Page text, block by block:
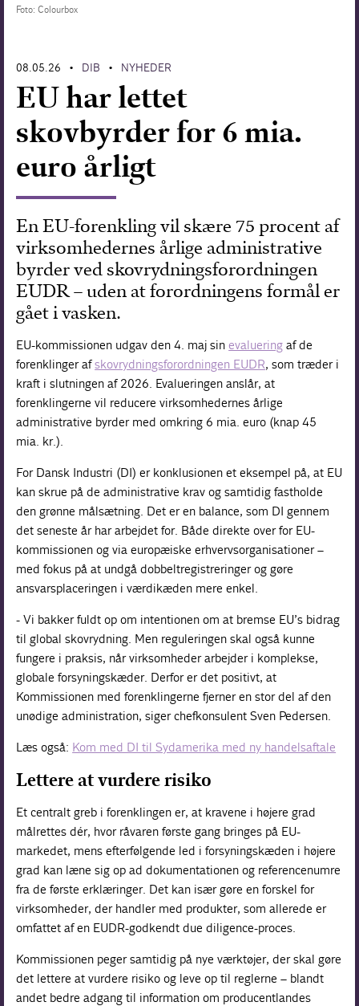
Foto: Colourbox
08.05.26 • DIB • NYHEDER
EU har lettet
skovbyrder for 6 mia.
euro årligt
En EU-forenkling vil skære 75 procent af
virksomhedernes årlige administrative
byrder ved skovrydningsforordningen
EUDR – uden at forordningens formål er
gået i vasken.
EU-kommissionen udgav den 4. maj sinevaluering af de
forenklinger afskovrydningsforordningen EUDR, som træder i
kraft i slutningen af 2026. Evalueringen anslår, at
forenklingerne vil reducere virksomhedernes årlige
administrative byrder med omkring 6 mia. euro (knap 45
mia. kr.).
For Dansk Industri (DI) er konklusionen et eksempel på, at EU
kan skrue på de administrative krav og samtidig fastholde
den grønne målsætning. Det er en balance, som DI gennem
det seneste år har arbejdet for. Både direkte over for EU-
kommissionen og via europæiske erhvervsorganisationer –
med fokus på at undgå dobbeltregistreringer og gøre
ansvarsplaceringen i værdikæden mere enkel.
- Vi bakker fuldt op om intentionen om at bremse EU’s bidrag
til global skovrydning. Men reguleringen skal også kunne
fungere i praksis, når virksomheder arbejder i komplekse,
globale forsyningskæder. Derfor er det positivt, at
Kommissionen med forenklingerne fjerner en stor del af den
unødige administration, siger chefkonsulent Sven Pedersen.
Læs også: Kom med DI til Sydamerika med ny handelsaftale
Lettere at vurdere risiko
Et centralt greb i forenklingen er, at kravene i højere grad
målrettes dér, hvor råvaren første gang bringes på EU-
markedet, mens efterfølgende led i forsyningskæden i højere
grad kan læne sig op ad dokumentationen og referencenumre
fra de første erklæringer. Det kan især gøre en forskel for
virksomheder, der handler med produkter, som allerede er
omfattet af en EUDR-godkendt due diligence-proces.
Kommissionen peger samtidig på nye værktøjer, der skal gøre
det lettere at vurdere risiko og leve op til reglerne – blandt
andet bedre adgang til information om producentlandes